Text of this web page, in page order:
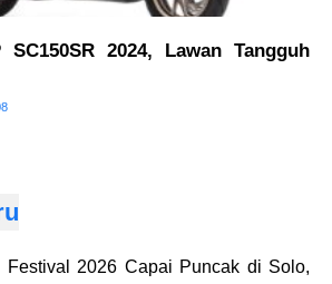
SC150SR 2024, Lawan Tangguh
Festival 2026 Capai Puncak di Solo,